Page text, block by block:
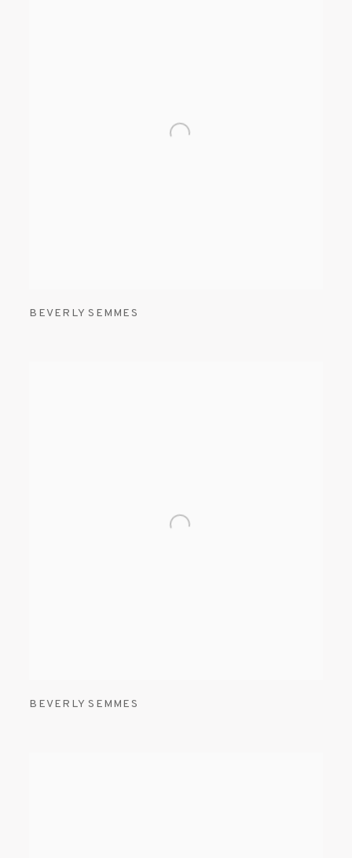
BEVERLY SEMMES
BEVERLY SEMMES